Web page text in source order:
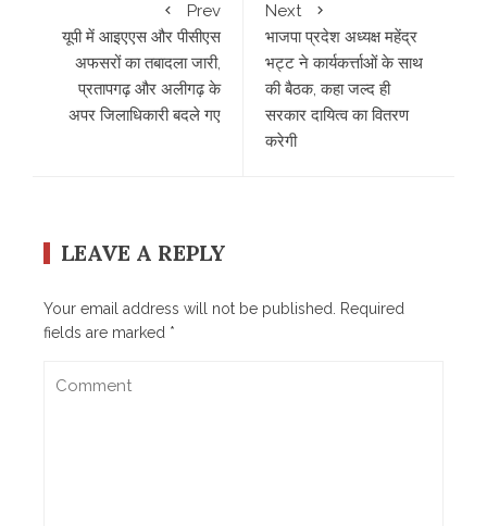
Prev
यूपी में आइएएस और पीसीएस
अफसरों का तबादला जारी,
प्रतापगढ़ और अलीगढ़ के
अपर जिलाधिकारी बदले गए
Next
भाजपा प्रदेश अध्यक्ष महेंद्र
भट्ट ने कार्यकर्त्ताओं के साथ
की बैठक, कहा जल्द ही
सरकार दायित्व का वितरण
करेगी
LEAVE A REPLY
Your email address will not be published.
Required
fields are marked *